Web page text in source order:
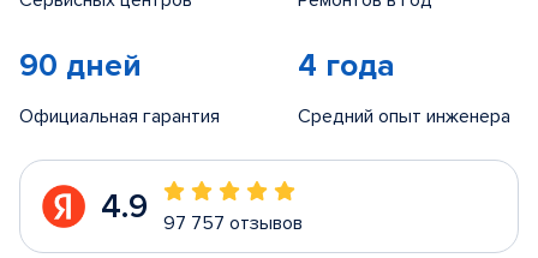
90 дней
Официальная гарантия
4 года
Средний опыт инженера
4.9 97 757 отзывов